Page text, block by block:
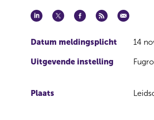
Datum meldingsplicht 14
Uitgevende instelling
Plaats